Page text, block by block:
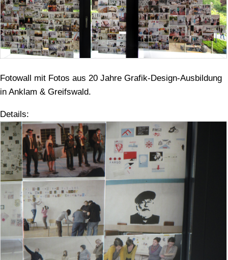
Fotowall mit Fotos aus 20 Jahre Grafik-Design-Ausbildung
in Anklam & Greifswald.
Details: